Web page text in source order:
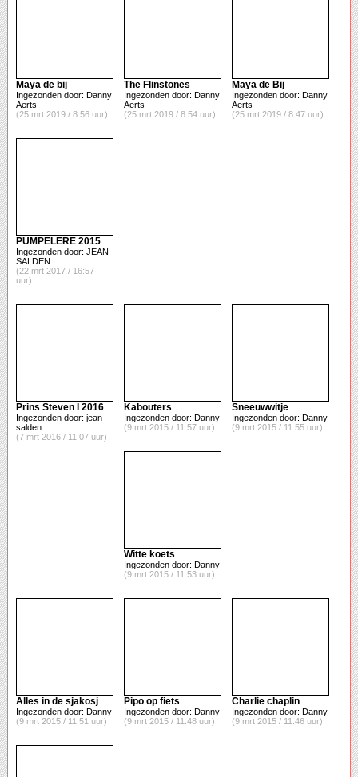
Maya de bij
Ingezonden door: Danny
Aerts
(25 mrt 2019 / 8:56 uur)
The Flinstones
Ingezonden door: Danny
Aerts
(25 mrt 2019 / 8:54 uur)
Maya de Bij
Ingezonden door: Danny
Aerts
(25 mrt 2019 / 8:47 uur)
PUMPELERE 2015
Ingezonden door: JEAN
SALDEN
(22 mrt 2017 / 16:57
uur)
Prins Steven I 2016
Ingezonden door: jean
salden
(7 mrt 2016 / 11:07 uur)
Kabouters
Ingezonden door: Danny
(9 mrt 2015 / 11:57 uur)
Sneeuwwitje
Ingezonden door: Danny
(9 mrt 2015 / 11:55 uur)
Witte koets
Ingezonden door: Danny
(9 mrt 2015 / 11:53 uur)
Alles in de sjakosj
Ingezonden door: Danny
(9 mrt 2015 / 11:51 uur)
Pipo op fiets
Ingezonden door: Danny
(9 mrt 2015 / 11:48 uur)
Charlie chaplin
Ingezonden door: Danny
(9 mrt 2015 / 11:46 uur)